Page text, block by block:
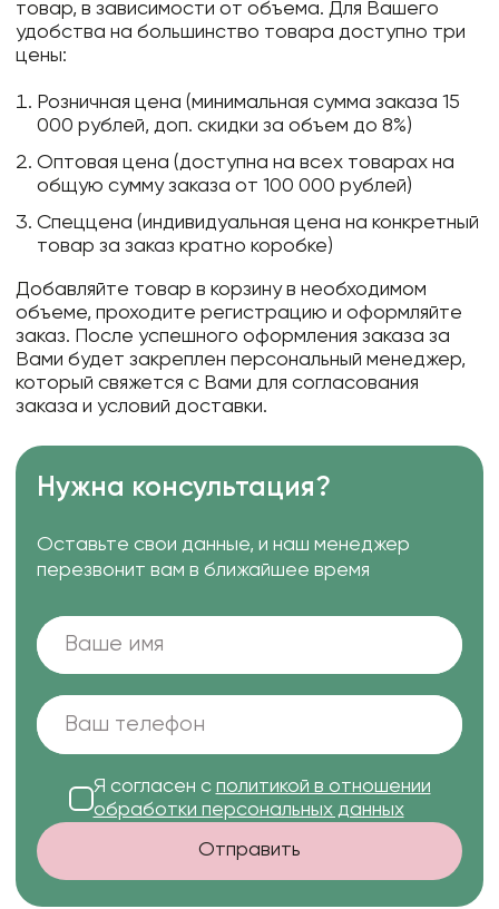
товар, в зависимости от объема. Для Вашего
удобства на большинство товара доступно три
цены:
Розничная цена (минимальная сумма заказа 15
000 рублей, доп. скидки за объем до 8%)
Оптовая цена (доступна на всех товарах на
общую сумму заказа от 100 000 рублей)
Спеццена (индивидуальная цена на конкретный
товар за заказ кратно коробке)
Добавляйте товар в корзину в необходимом
объеме, проходите регистрацию и оформляйте
заказ. После успешного оформления заказа за
Вами будет закреплен персональный менеджер,
который свяжется с Вами для согласования
заказа и условий доставки.
Нужна консультация?
Оставьте свои данные, и наш менеджер
перезвонит вам в ближайшее время
Я согласен с политикой в отношении
обработки персональных данных
Отправить